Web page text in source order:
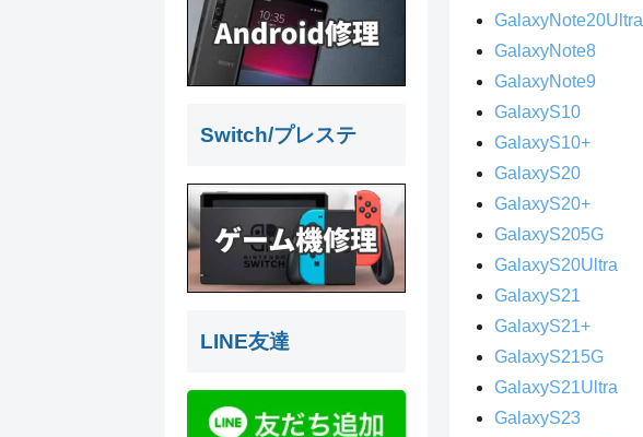
GalaxyNote20Ultra
GalaxyNote8
GalaxyNote9
GalaxyS10
GalaxyS10+
GalaxyS20
GalaxyS20+
GalaxyS205G
GalaxyS20Ultra
GalaxyS21
GalaxyS21+
GalaxyS215G
GalaxyS21Ultra
GalaxyS23
Switch/プレステ
LINE友達